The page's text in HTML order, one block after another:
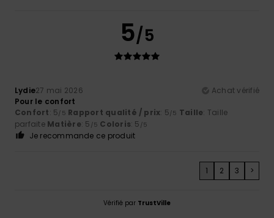
5/5
Lydie27 mai 2026
Achat vérifié
Pour le confort
Confort: 5/5 Rapport qualité / prix: 5/5 Taille: Taille
parfaite Matière: 5 /5 Coloris: 5 /5
Je recommande ce produit
1 2 3 >
Vérifié par TrustVille